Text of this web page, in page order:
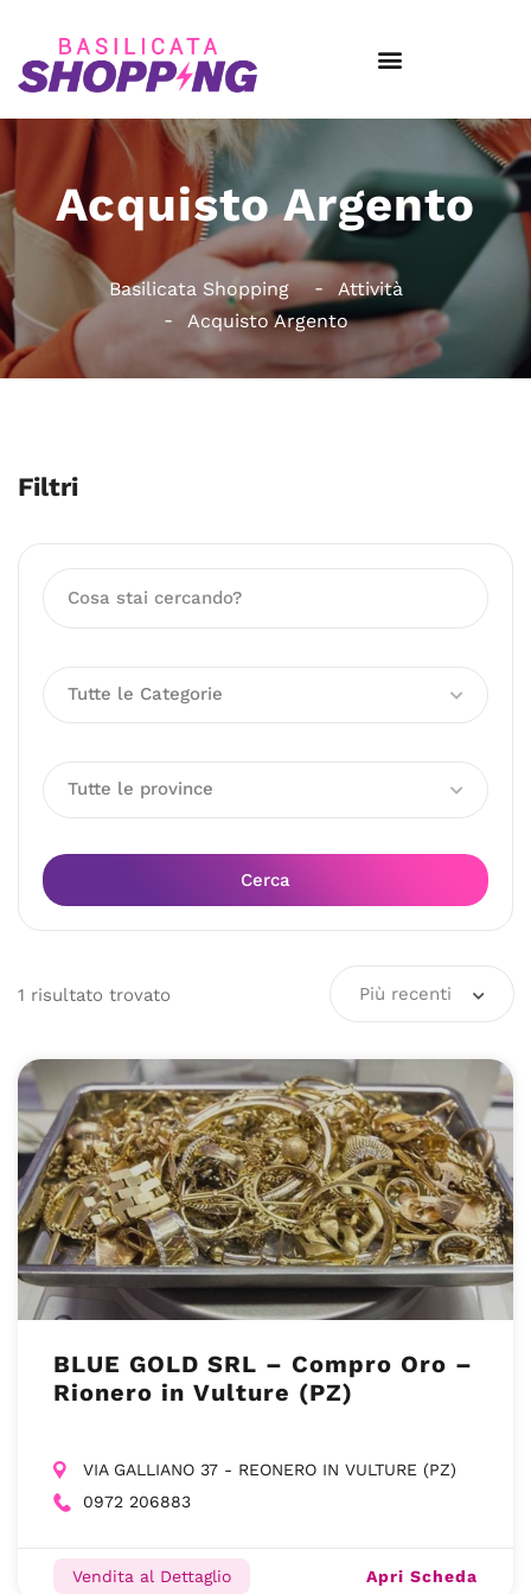
Acquisto Argento
Basilicata Shopping
Attività
Acquisto Argento
Filtri
Tutte le Categorie
Tutte le province
Cerca
1 risultato trovato Più recenti
BLUE GOLD SRL – Compro Oro –
Rionero in Vulture (PZ)
VIA GALLIANO 37 - REONERO IN VULTURE (PZ)
0972 206883
Vendita al Dettaglio Apri Scheda